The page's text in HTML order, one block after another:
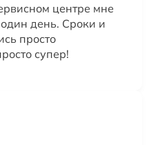
центре мне
день. Сроки и
просто
супер!